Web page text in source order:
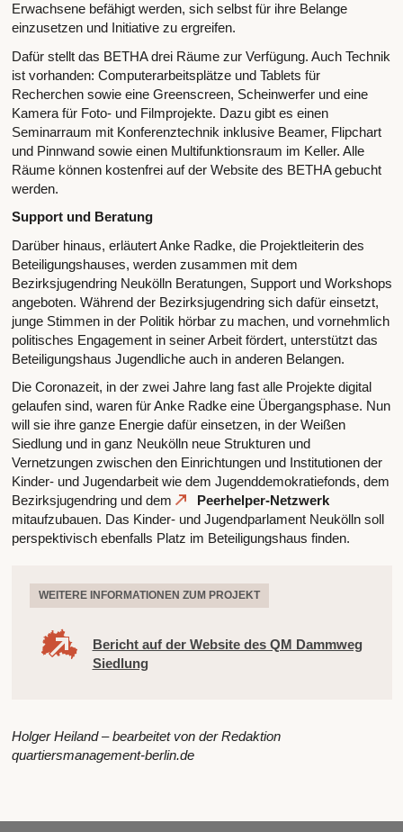
Erwachsene befähigt werden, sich selbst für ihre Belange
einzusetzen und Initiative zu ergreifen.
Dafür stellt das BETHA drei Räume zur Verfügung. Auch Technik
ist vorhanden: Computerarbeitsplätze und Tablets für
Recherchen sowie eine Greenscreen, Scheinwerfer und eine
Kamera für Foto- und Filmprojekte. Dazu gibt es einen
Seminarraum mit Konferenztechnik inklusive Beamer, Flipchart
und Pinnwand sowie einen Multifunktionsraum im Keller. Alle
Räume können kostenfrei auf der Website des BETHA gebucht
werden.
Support und Beratung
Darüber hinaus, erläutert Anke Radke, die Projektleiterin des
Beteiligungshauses, werden zusammen mit dem
Bezirksjugendring Neukölln Beratungen, Support und Workshops
angeboten. Während der Bezirksjugendring sich dafür einsetzt,
junge Stimmen in der Politik hörbar zu machen, und vornehmlich
politisches Engagement in seiner Arbeit fördert, unterstützt das
Beteiligungshaus Jugendliche auch in anderen Belangen.
Die Coronazeit, in der zwei Jahre lang fast alle Projekte digital
gelaufen sind, waren für Anke Radke eine Übergangsphase. Nun
will sie ihre ganze Energie dafür einsetzen, in der Weißen
Siedlung und in ganz Neukölln neue Strukturen und
Vernetzungen zwischen den Einrichtungen und Institutionen der
Kinder- und Jugendarbeit wie dem Jugenddemokratiefonds, dem
Bezirksjugendring und dem
Peerhelper-Netzwerk
mitaufzubauen. Das Kinder- und Jugendparlament Neukölln soll
perspektivisch ebenfalls Platz im Beteiligungshaus finden.
WEITERE INFORMATIONEN ZUM PROJEKT
Bericht auf der Website des QM Dammweg
Siedlung
Holger Heiland – bearbeitet von der Redaktion
quartiersmanagement-berlin.de